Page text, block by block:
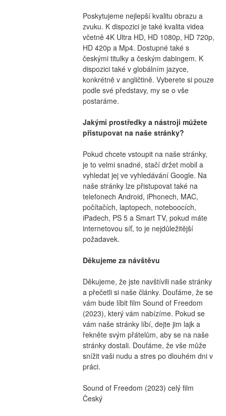
Poskytujeme nejlepší kvalitu obrazu a
zvuku. K dispozici je také kvalita videa
včetně 4K Ultra HD, HD 1080p, HD 720p,
HD 420p a Mp4. Dostupné také s
českými titulky a českým dabingem. K
dispozici také v globálním jazyce,
konkrétně v angličtině. Vyberete si pouze
podle své představy, my se o vše
postaráme.
Jakými prostředky a nástroji můžete
přistupovat na naše stránky?
Pokud chcete vstoupit na naše stránky,
je to velmi snadné, stačí držet mobil a
vyhledat jej ve vyhledávání Google. Na
naše stránky lze přistupovat také na
telefonech Android, iPhonech, MAC,
počítačích, laptopech, noteboocích,
iPadech, PS 5 a Smart TV, pokud máte
internetovou síť, to je nejdůležitější
požadavek.
Děkujeme za návštěvu
Děkujeme, že jste navštívili naše stránky
a přečetli si naše články. Doufáme, že se
vám bude líbit film Sound of Freedom
(2023), který vám nabízíme. Pokud se
vám naše stránky líbí, dejte jim lajk a
řekněte svým přátelům, aby se na naše
stránky dostali. Doufáme, že vše může
snížit vaši nudu a stres po dlouhém dni v
práci.
Sound of Freedom (2023) celý film
Český